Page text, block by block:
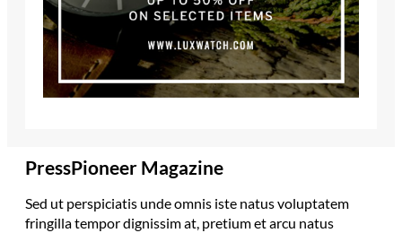
PressPioneer Magazine
Sed ut perspiciatis unde omnis iste natus voluptatem
fringilla tempor dignissim at, pretium et arcu natus